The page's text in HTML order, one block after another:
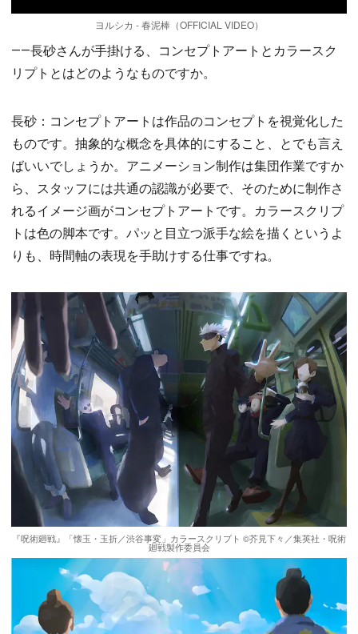
ヨルシカ - 春泥棒（OFFICIAL VIDEO）
――長砂さんが手掛ける、コンセプトアートとカラースク
リプトとはどのようなものですか。
長砂：コンセプトアートは作品のコンセプトを視覚化した
ものです。抽象的な概念を具体的にすること、とでも言え
ばいいでしょうか。アニメーション制作は集団作業ですか
ら、スタッフには共通の認識が必要で、そのために制作さ
れるイメージ画がコンセプトアートです。カラースクリプ
トは色の脚本です。パッと目立つ派手な絵を描くというよ
りも、時間軸の表現を手助けする仕事ですね。
『呪術廻戦』「懐玉・玉折／渋谷事変」カラースクリプト ©芥見下々／集英社・呪術
廻戦製作委員会